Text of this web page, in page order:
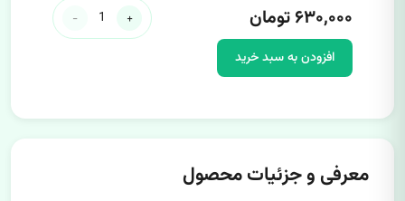
۶۳۰,۰۰۰ تومان +
-
افزودن به سبد خرید
معرفی و جزئیات محصول